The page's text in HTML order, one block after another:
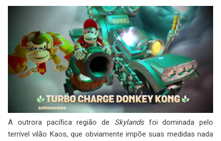
A outrora pacífica região de Skylandsfoi dominada pelo
terrível vilão Kaos, que obviamente impõe suas medidas nada